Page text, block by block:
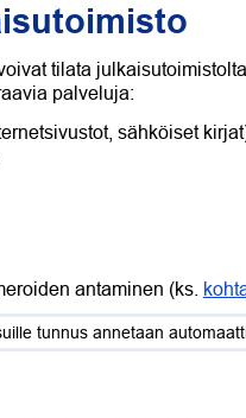
tilata
palveluja:
sähköiset
antaminen (ks.
tunnus annetaan